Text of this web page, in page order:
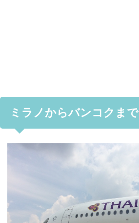
ミラノからバンコクまで